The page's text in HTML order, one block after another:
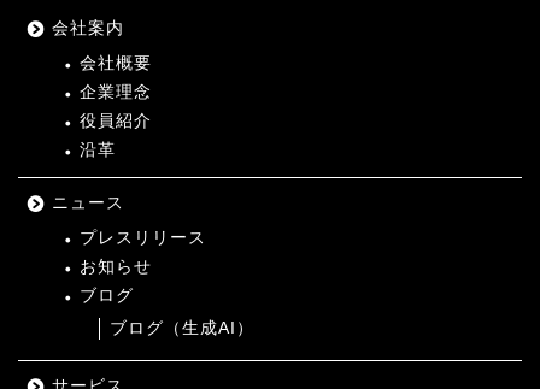
会社案内
会社概要
企業理念
役員紹介
沿革
ニュース
プレスリリース
お知らせ
ブログ
ブログ（生成AI）